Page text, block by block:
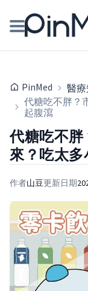
醫師專欄專訪
健康主題館
PinMed 醫
代糖吃不胖？
起腹瀉
代糖吃不
來？吃太
作者山豆更新日期